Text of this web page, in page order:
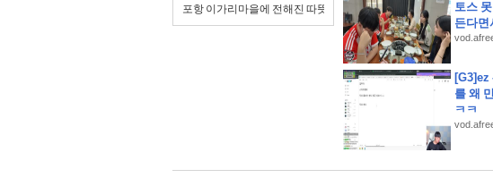
포항 이가리마을에 전해진 따뜻한 한 그릇, 우남회 짜장면 봉사와
토스
든다면
[G3]ez
를 왜
ㅋㅋ